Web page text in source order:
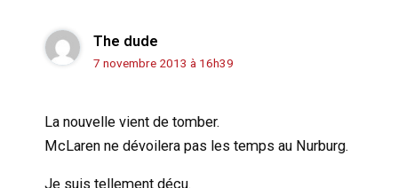
The dude
7 novembre 2013 à 16h39
La nouvelle vient de tomber.
McLaren ne dévoilera pas les temps au Nurburg.
Je suis tellement déçu.